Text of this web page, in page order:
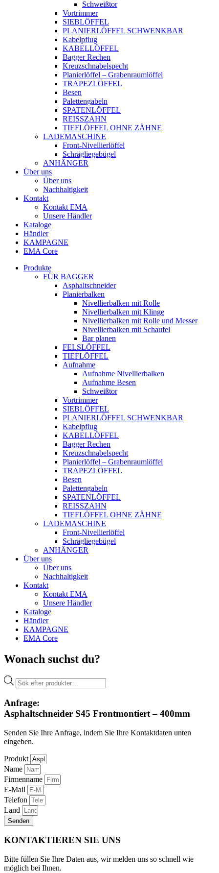
Schweißtor
Vortrimmer
SIEBLÖFFEL
PLANIERLÖFFEL SCHWENKBAR
Kabelpflug
KABELLÖFFEL
Bagger Rechen
Kreuzschnabelspecht
Planierlöffel – Grabenraumlöffel
TRAPEZLÖFFEL
Besen
Palettengabeln
SPATENLÖFFEL
REISSZAHN
TIEFLÖFFEL OHNE ZÄHNE
LADEMASCHINE
Front-Nivellierlöffel
Schrägliegebügel
ANHÄNGER
Über uns
Über uns
Nachhaltigkeit
Kontakt
Kontakt EMA
Unsere Händler
Kataloge
Händler
KAMPAGNE
EMA Core
Produkte
FÜR BAGGER
Asphaltschneider
Planierbalken
Nivellierbalken mit Rolle
Nivellierbalken mit Klinge
Nivellierbalken mit Rolle und Messer
Nivellierbalken mit Schaufel
Bar planen
FELSLÖFFEL
TIEFLÖFFEL
Aufnahme
Aufnahme Nivellierbalken
Aufnahme Besen
Schweißtor
Vortrimmer
SIEBLÖFFEL
PLANIERLÖFFEL SCHWENKBAR
Kabelpflug
KABELLÖFFEL
Bagger Rechen
Kreuzschnabelspecht
Planierlöffel – Grabenraumlöffel
TRAPEZLÖFFEL
Besen
Palettengabeln
SPATENLÖFFEL
REISSZAHN
TIEFLÖFFEL OHNE ZÄHNE
LADEMASCHINE
Front-Nivellierlöffel
Schrägliegebügel
ANHÄNGER
Über uns
Über uns
Nachhaltigkeit
Kontakt
Kontakt EMA
Unsere Händler
Kataloge
Händler
KAMPAGNE
EMA Core
Wonach suchst du?
Products
search
Anfrage:
Asphaltschneider S45 Frontmontiert – 400mm
Senden Sie Ihre Anfrage, indem Sie Ihre Kontaktdaten unten
eingeben.
Produkt
Name
Firmenname
E-Mail
Telefon
Land
Senden
KONTAKTIEREN SIE UNS
Bitte füllen Sie Ihre Daten aus, wir melden uns so schnell wie
möglich bei Ihnen.